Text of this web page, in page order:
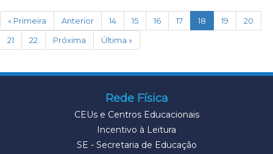
« Primeira Anterior 14 15 16 17 18 (current)
19
20
21
22 Próxima Última »
Rede Física
CEUs e Centros Educacionais
Incentivo à Leitura
SE - Secretaria de Educação